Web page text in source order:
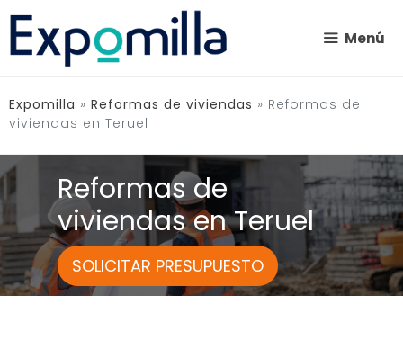
Saltar
contenido
Menú
Expomilla » Reformas de viviendas » Reformas de
viviendas en Teruel
Reformas de
viviendas en Teruel
SOLICITAR PRESUPUESTO